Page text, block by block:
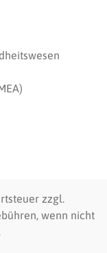
zzgl.
wenn nicht